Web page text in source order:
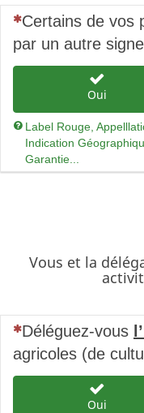
(Cette question est
Certains de vos
par un autre
Oui
Label Rouge,
Indication
Garantie...
Vous et la
(Cette question est
Déléguez-vous
agricoles (de
Oui